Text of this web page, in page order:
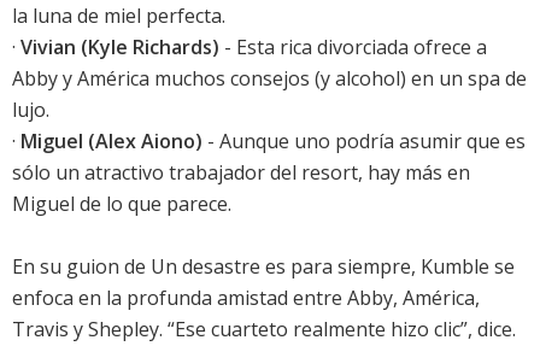
la luna de miel perfecta.
· Vivian (Kyle Richards) - Esta rica divorciada ofrece a
Abby y América muchos consejos (y alcohol) en un spa de
lujo.
· Miguel (Alex Aiono) - Aunque uno podría asumir que es
sólo un atractivo trabajador del resort, hay más en
Miguel de lo que parece.
En su guion de Un desastre es para siempre, Kumble se
enfoca en la profunda amistad entre Abby, América,
Travis y Shepley. “Ese cuarteto realmente hizo clic”, dice.